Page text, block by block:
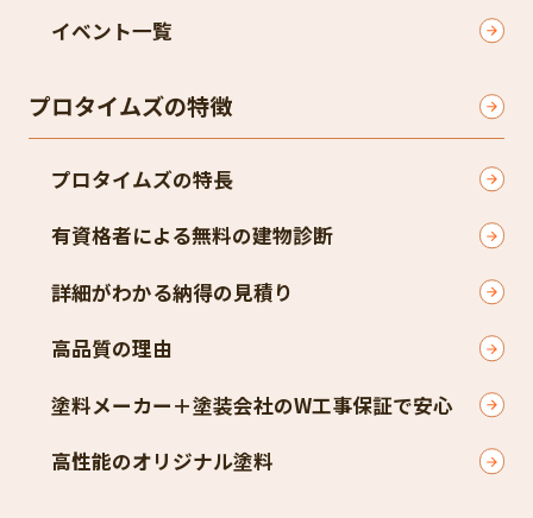
イベント一覧
プロタイムズの特徴
プロタイムズの特長
有資格者による無料の建物診断
詳細がわかる納得の見積り
高品質の理由
塗料メーカー＋塗装会社のW工事保証で安心
高性能のオリジナル塗料